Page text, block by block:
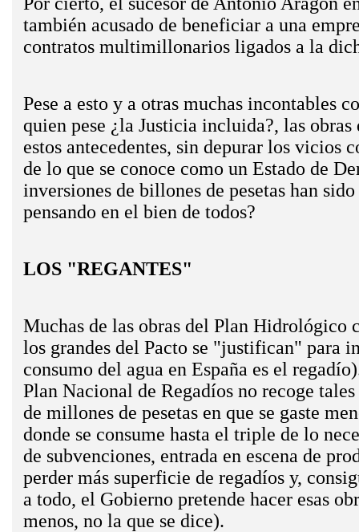
también acusado de beneficiar a una
contratos multimillonarios ligados a la
Pese a esto y a otras muchas incontables
quien pese ­¿la Justicia incluida?­, las
estos antecedentes, sin depurar los vicios
de lo que se conoce como un Estado de
inversiones de billones de pesetas han
pensando en el bien de todos?
LOS "REGANTES"
Muchas de las obras del Plan Hidrológico
los grandes del Pacto­ se "justifican" para
consumo del agua en España es el
Plan Nacional de Regadíos no recoge
de millones de pesetas en que se gaste
donde se consume hasta el triple de lo
de subvenciones, entrada en escena de
perder más superficie de regadíos y,
a todo, el Gobierno pretende hacer esas
menos, no la que se dice).